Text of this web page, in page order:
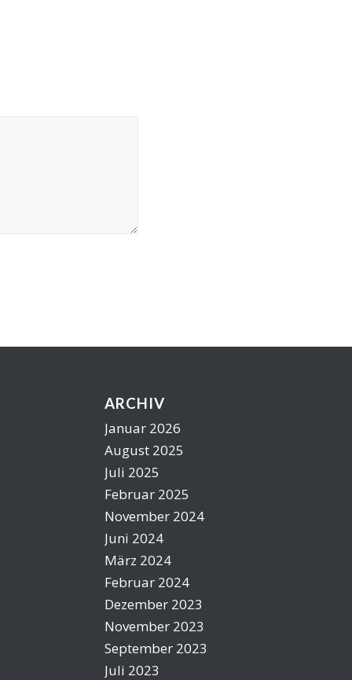
ARCHIV
Januar 2026
August 2025
Juli 2025
Februar 2025
November 2024
Juni 2024
März 2024
Februar 2024
Dezember 2023
November 2023
September 2023
Juli 2023